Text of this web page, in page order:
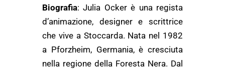
Biografia: Julia Ocker è una regista
d’animazione, designer e scrittrice
che vive a Stoccarda. Nata nel 1982
a Pforzheim, Germania, è cresciuta
nella regione della Foresta Nera. Dal